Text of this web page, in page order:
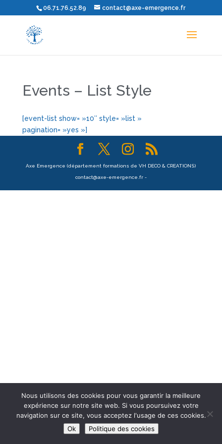
06.71.76.52.89 contact@axe-emergence.fr
Events – List Style
[event-list show= »10″ style= »list »
pagination= »yes »]
Axe Emergence (département formations de VH DECO & CREATIONS)
contact@axe-emergence.fr -
Nous utilisons des cookies pour vous garantir la meilleure
expérience sur notre site web. Si vous poursuivez votre
navigation sur ce site, vous acceptez l'usage de ces cookies.
Ok
Politique des cookies